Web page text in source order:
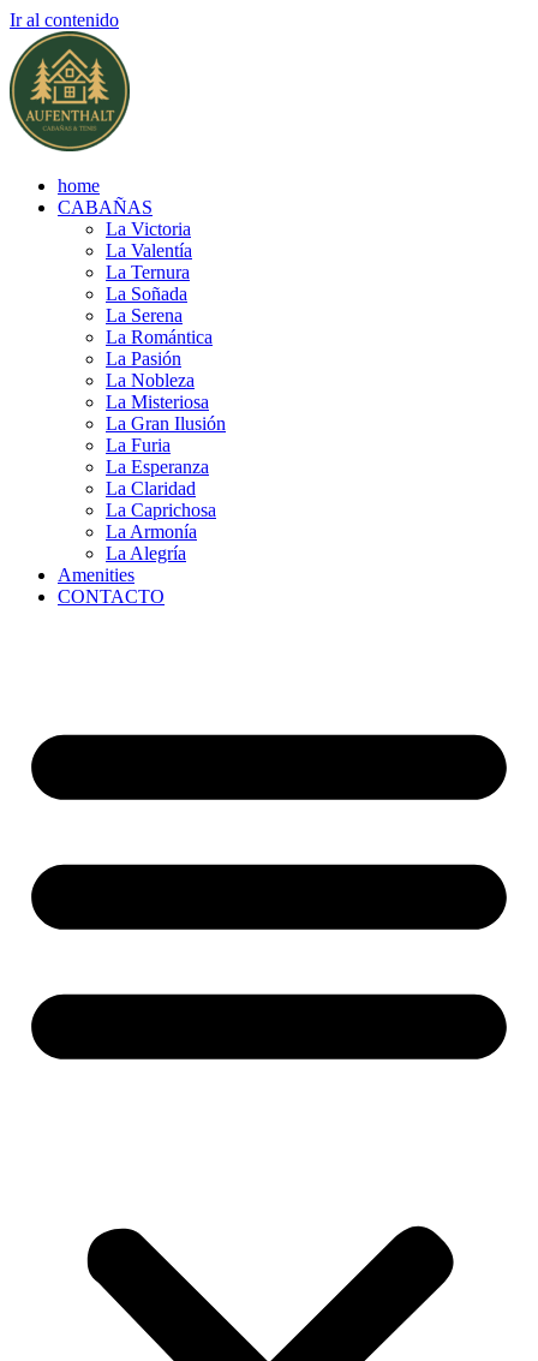
Ir al contenido
home
CABAÑAS
La Victoria
La Valentía
La Ternura
La Soñada
La Serena
La Romántica
La Pasión
La Nobleza
La Misteriosa
La Gran Ilusión
La Furia
La Esperanza
La Claridad
La Caprichosa
La Armonía
La Alegría
Amenities
CONTACTO